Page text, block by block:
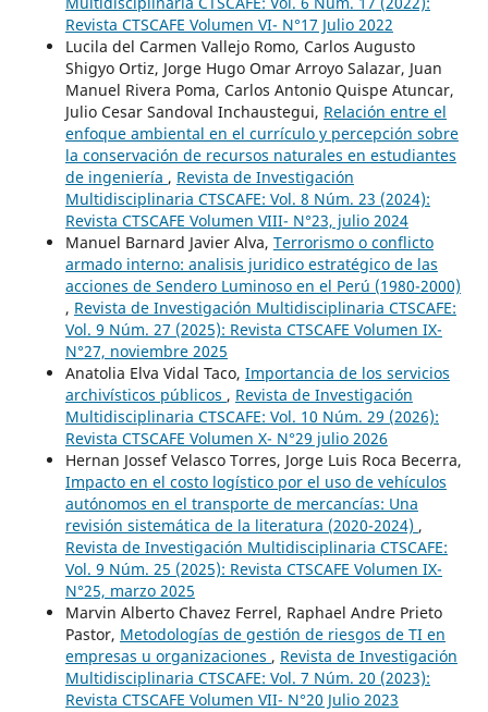
Revista CTSCAFE Volumen VI- N°17 Julio 2022
Lucila del Carmen Vallejo Romo, Carlos Augusto
Shigyo Ortiz, Jorge Hugo Omar Arroyo Salazar, Juan
Manuel Rivera Poma, Carlos Antonio Quispe Atuncar,
Julio Cesar Sandoval Inchaustegui, Relación entre el
enfoque ambiental en el currículo y percepción sobre
la conservación de recursos naturales en estudiantes
de ingeniería , Revista de Investigación
Multidisciplinaria CTSCAFE: Vol. 8 Núm. 23 (2024):
Revista CTSCAFE Volumen VIII- N°23, julio 2024
Manuel Barnard Javier Alva, Terrorismo o conflicto
armado interno: analisis juridico estratégico de las
acciones de Sendero Luminoso en el Perú (1980-2000)
, Revista de Investigación Multidisciplinaria CTSCAFE:
Vol. 9 Núm. 27 (2025): Revista CTSCAFE Volumen IX-
N°27, noviembre 2025
Anatolia Elva Vidal Taco, Importancia de los servicios
archivísticos públicos , Revista de Investigación
Multidisciplinaria CTSCAFE: Vol. 10 Núm. 29 (2026):
Revista CTSCAFE Volumen X- N°29 julio 2026
Hernan Jossef Velasco Torres, Jorge Luis Roca Becerra,
Impacto en el costo logístico por el uso de vehículos
autónomos en el transporte de mercancías: Una
revisión sistemática de la literatura (2020-2024) ,
Revista de Investigación Multidisciplinaria CTSCAFE:
Vol. 9 Núm. 25 (2025): Revista CTSCAFE Volumen IX-
N°25, marzo 2025
Marvin Alberto Chavez Ferrel, Raphael Andre Prieto
Pastor, Metodologías de gestión de riesgos de TI en
empresas u organizaciones , Revista de Investigación
Multidisciplinaria CTSCAFE: Vol. 7 Núm. 20 (2023):
Revista CTSCAFE Volumen VII- N°20 Julio 2023